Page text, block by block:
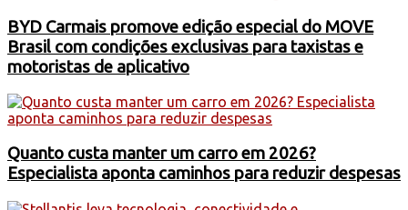
BYD Carmais promove edição especial do MOVE
Brasil com condições exclusivas para taxistas e
motoristas de aplicativo
Quanto custa manter um carro em 2026?
Especialista aponta caminhos para reduzir despesas